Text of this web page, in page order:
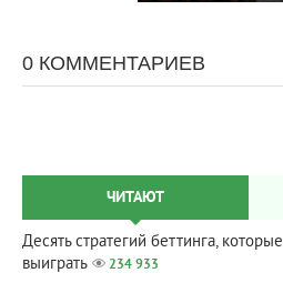
0 КОММЕНТАРИЕВ
ЧИТАЮТ
Десять стратегий беттинга,
выиграть
234 933